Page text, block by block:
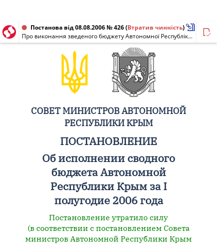
Постанова від 08.08.2006 № 426(Втратив чинність)
Про виконання зведеного бюджету Автономної Республіки Крим за I півріччя 2006 року
СОВЕТ МИНИСТРОВ АВТОНОМНОЙ
РЕСПУБЛИКИ КРЫМ
ПОСТАНОВЛЕНИЕ
Об исполнении сводного
бюджета Автономной
Республики Крым за I
полугодие 2006 года
Постановление утратило силу
(в соответствии с постановлением Совета
министров Автономной Республики Крым